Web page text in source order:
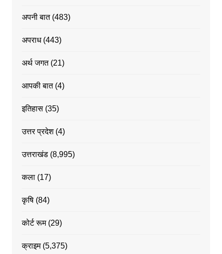
अपनी बात(483)
अपराध(443)
अर्थ जगत(21)
आपकी बात(4)
इतिहास(35)
उत्तर प्रदेश(4)
उत्तराखंड(8,995)
कला(17)
कृषि(84)
कोर्ट रूम(29)
क्राइम(5,375)